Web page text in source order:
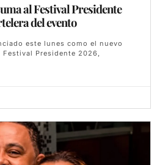
al Festival Presidente
del evento
este lunes como el nuevo
Presidente 2026,